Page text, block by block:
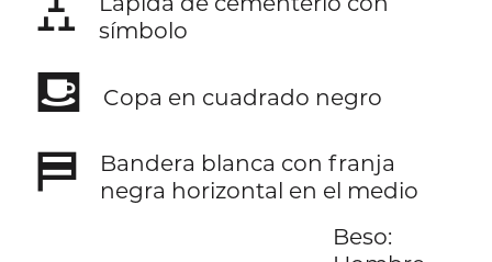
símbolo
⛾ Copa en cuadrado negro
⛿
Bandera blanca con franja
negra horizontal en el medio
Beso: